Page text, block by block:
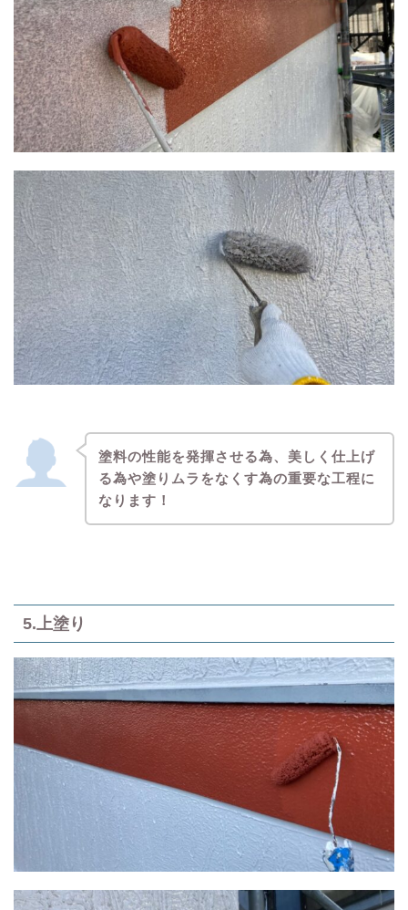
塗料の性能を発揮させる為、美しく仕上げ
る為や塗りムラをなくす為の重要な工程に
なります！
5.上塗り